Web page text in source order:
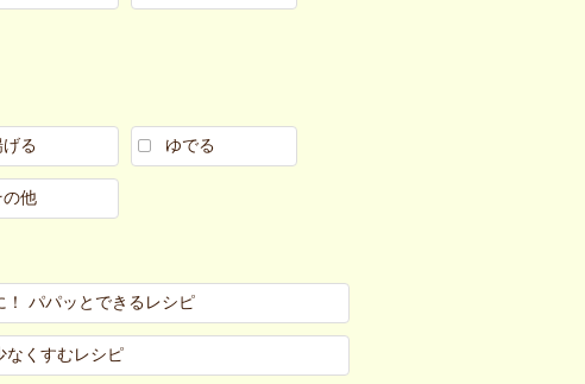
げる ゆでる
の他
！ パパッとできるレシピ
なくすむレシピ